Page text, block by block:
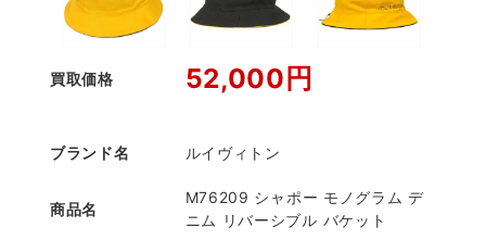
買取価格 52,000円
ブランド名 ルイヴィトン
商品名
M76209 シャポー モノグラム デ
ニム リバーシブル バケット